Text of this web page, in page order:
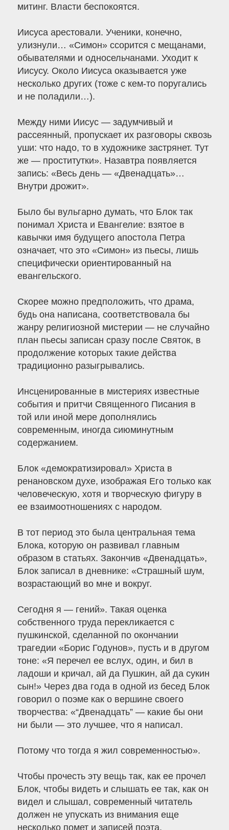
митинг. Власти беспокоятся.
Иисуса арестовали. Ученики, конечно,
улизнули… «Симон» ссорится с мещанами,
обывателями и односельчанами. Уходит к
Иисусу. Около Иисуса оказывается уже
несколько других (тоже с кем-то поругались
и не поладили…).
Между ними Иисус — задумчивый и
рассеянный, пропускает их разговоры сквозь
уши: что надо, то в художнике застрянет. Тут
же — проститутки». Назавтра появляется
запись: «Весь день — «Двенадцать»…
Внутри дрожит».
Было бы вульгарно думать, что Блок так
понимал Христа и Евангелие: взятое в
кавычки имя будущего апостола Петра
означает, что это «Симон» из пьесы, лишь
специфически ориентированный на
евангельского.
Скорее можно предположить, что драма,
будь она написана, соответствовала бы
жанру религиозной мистерии — не случайно
план пьесы записан сразу после Святок, в
продолжение которых такие действа
традиционно разыгрывались.
Инсценированные в мистериях известные
события и притчи Священного Писания в
той или иной мере дополнялись
современным, иногда сиюминутным
содержанием.
Блок «демократизировал» Христа в
ренановском духе, изображая Его только как
человеческую, хотя и творческую фигуру в
ее взаимоотношениях с народом.
В тот период это была центральная тема
Блока, которую он развивал главным
образом в статьях. Закончив «Двенадцать»,
Блок записал в дневнике: «Страшный шум,
возрастающий во мне и вокруг.
Сегодня я — гений». Такая оценка
собственного труда перекликается с
пушкинской, сделанной по окончании
трагедии «Борис Годунов», пусть и в другом
тоне: «Я перечел ее вслух, один, и бил в
ладоши и кричал, ай да Пушкин, ай да сукин
сын!» Через два года в одной из бесед Блок
говорил о поэме как о вершине своего
творчества: «“Двенадцать” — какие бы они
ни были — это лучшее, что я написал.
Потому что тогда я жил современностью».
Чтобы прочесть эту вещь так, как ее прочел
Блок, чтобы видеть и слышать ее так, как он
видел и слышал, современный читатель
должен не упускать из внимания еще
несколько помет и записей поэта,